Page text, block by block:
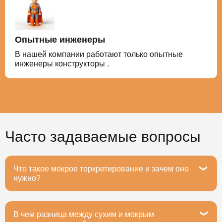
Опытные инженеры
В нашей компании работают только опытные
инженеры конструкторы .
Часто задаваемые вопросы
Что такое мокрое торкретирование и зачем оно
нужно?
Мокрое торкретирование — это метод нанесения
В чем разница между сухим и мокрым